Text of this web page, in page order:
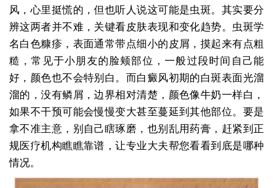
风，心里挺慌的，但也听人说这可能是虫斑。其实要分
辨这两者并不难，关键看皮肤表现和变化趋势。虫斑学
名白色糠疹，表面通常带点细小的皮屑，摸起来有点粗
糙，常见于小朋友的脸颊部位，一般过段时间自己能
好，颜色也不会特别白。而白癜风初期的白斑表面光溜
溜的，没有鳞屑，边界相对清楚，颜色像牛奶一样白，
如果不干预可能会慢慢变大甚至蔓延到其他部位。要是
拿不准主意，别自己瞎琢磨，也别乱用药膏，赶紧到正
规医疗机构瞧瞧靠谱，让专业大夫帮您看看到底是哪种
情况。